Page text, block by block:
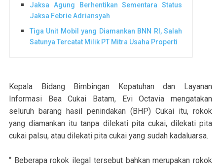
Jaksa Agung Berhentikan Sementara Status
Jaksa Febrie Adriansyah
Tiga Unit Mobil yang Diamankan BNN RI, Salah
Satunya Tercatat Milik PT Mitra Usaha Properti
Kepala Bidang Bimbingan Kepatuhan dan Layanan
Informasi Bea Cukai Batam, Evi Octavia mengatakan
seluruh barang hasil penindakan (BHP) Cukai itu, rokok
yang diamankan itu tanpa dilekati pita cukai, dilekati pita
cukai palsu, atau dilekati pita cukai yang sudah kadaluarsa.
“ Beberapa rokok ilegal tersebut bahkan merupakan rokok